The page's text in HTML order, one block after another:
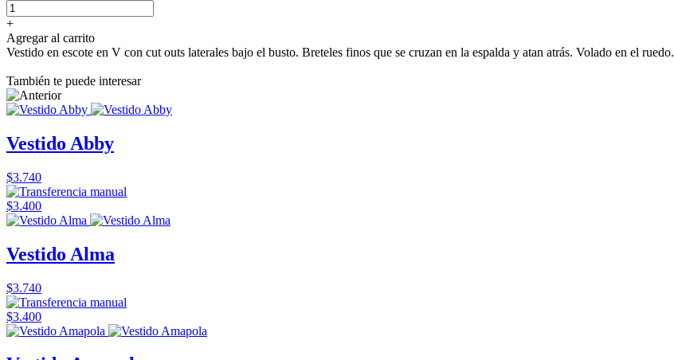
+
Agregar al carrito
Vestido en escote en V con cut outs laterales bajo el busto. Breteles finos que se cruzan en la espalda y atan atrás. Volado en el ruedo.
También te puede interesar
Vestido Abby
$3.740
$3.400
Vestido Alma
$3.740
$3.400